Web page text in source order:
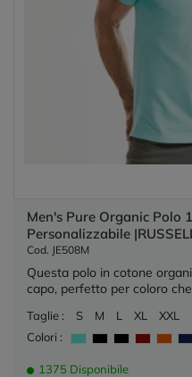
Men's Pure Organic Polo
Personalizzabile
Cod. JE508M
Questa polo in cotone
capo, perfetto per coloro
Taglie : S M L XL
XXL
Colori :
1375 Disponibile